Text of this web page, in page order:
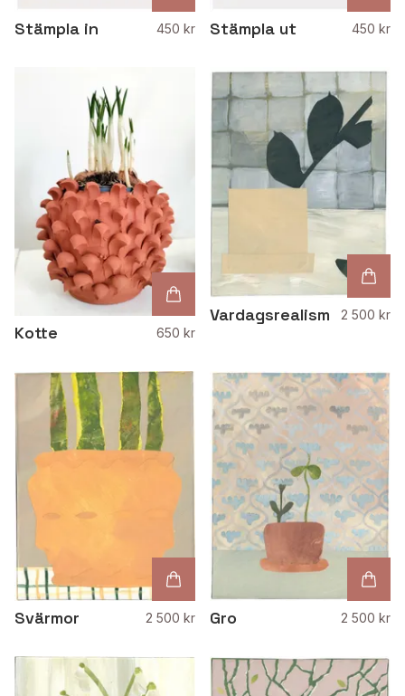
Stämpla in 450 kr Stämpla ut 450 kr
Kotte 650 kr
Vardagsrealism 2 500 kr
Svärmor 2 500 kr Gro 2 500 kr